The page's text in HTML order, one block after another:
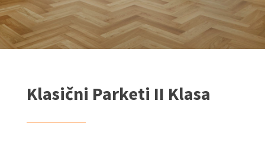
Klasični Parketi II Klasa